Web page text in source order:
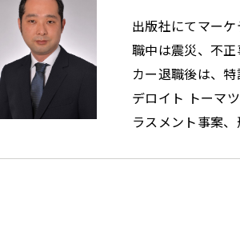
出版社にてマー
職中は震災、不
カー退職後は、
デロイト トーマ
ラスメント事案